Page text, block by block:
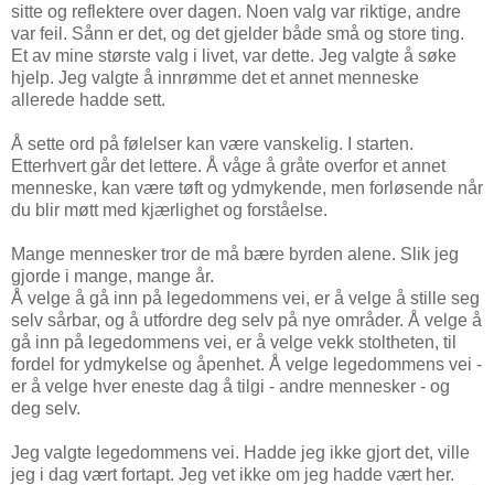
sitte og reflektere over dagen. Noen valg var riktige, andre
var feil. Sånn er det, og det gjelder både små og store ting.
Et av mine største valg i livet, var dette. Jeg valgte å søke
hjelp. Jeg valgte å innrømme det et annet menneske
allerede hadde sett.
Å sette ord på følelser kan være vanskelig. I starten.
Etterhvert går det lettere. Å våge å gråte overfor et annet
menneske, kan være tøft og ydmykende, men forløsende når
du blir møtt med kjærlighet og forståelse.
Mange mennesker tror de må bære byrden alene. Slik jeg
gjorde i mange, mange år.
Å velge å gå inn på legedommens vei, er å velge å stille seg
selv sårbar, og å utfordre deg selv på nye områder. Å velge å
gå inn på legedommens vei, er å velge vekk stoltheten, til
fordel for ydmykelse og åpenhet. Å velge legedommens vei -
er å velge hver eneste dag å tilgi - andre mennesker - og
deg selv.
Jeg valgte legedommens vei. Hadde jeg ikke gjort det, ville
jeg i dag vært fortapt. Jeg vet ikke om jeg hadde vært her.